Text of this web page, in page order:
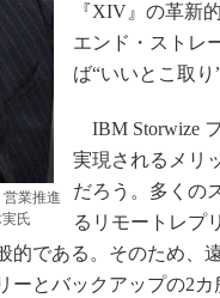
業推進
氏
『XIV』の革新
エンド・ストレ
ば“いいとこ取り
IBM Storwize
実現されるメリ
だろう。多くの
るリモートレプ
的である。そのため、
ーとバックアップの2